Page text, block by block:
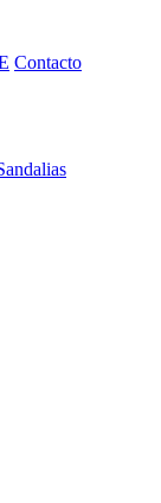
Contacto